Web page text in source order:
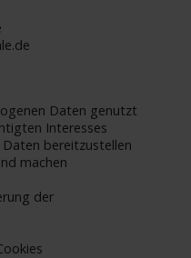
Daten genutzt
Interesses
bereitzustellen
machen
der